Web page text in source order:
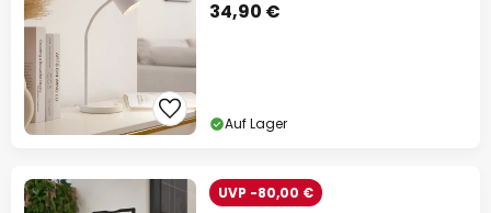
34,90 €
Auf Lager
UVP -80,00 €